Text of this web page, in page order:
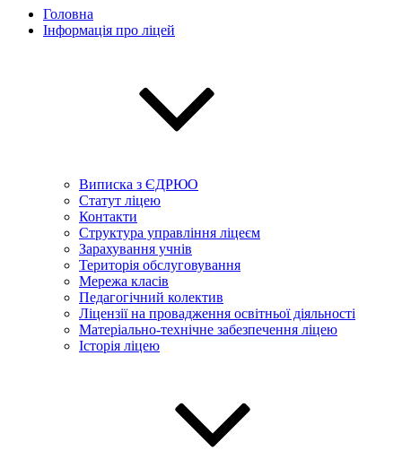
Головна
Інформація про ліцей
Виписка з ЄДРЮО
Статут ліцею
Контакти
Структура управління ліцеєм
Зарахування учнів
Територія обслуговування
Мережа класів
Педагогічний колектив
Ліцензії на провадження освітньої діяльності
Матеріально-технічне забезпечення ліцею
Історія ліцею